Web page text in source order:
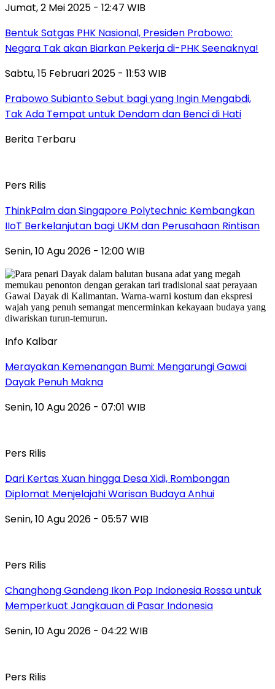
Jumat, 2 Mei 2025 - 12:47 WIB
Bentuk Satgas PHK Nasional, Presiden Prabowo:
Negara Tak akan Biarkan Pekerja di-PHK Seenaknya!
Sabtu, 15 Februari 2025 - 11:53 WIB
Prabowo Subianto Sebut bagi yang Ingin Mengabdi,
Tak Ada Tempat untuk Dendam dan Benci di Hati
Berita Terbaru
Pers Rilis
ThinkPalm dan Singapore Polytechnic Kembangkan
IIoT Berkelanjutan bagi UKM dan Perusahaan Rintisan
Senin, 10 Agu 2026 - 12:00 WIB
Info Kalbar
Merayakan Kemenangan Bumi: Mengarungi Gawai
Dayak Penuh Makna
Senin, 10 Agu 2026 - 07:01 WIB
Pers Rilis
Dari Kertas Xuan hingga Desa Xidi, Rombongan
Diplomat Menjelajahi Warisan Budaya Anhui
Senin, 10 Agu 2026 - 05:57 WIB
Pers Rilis
Changhong Gandeng Ikon Pop Indonesia Rossa untuk
Memperkuat Jangkauan di Pasar Indonesia
Senin, 10 Agu 2026 - 04:22 WIB
Pers Rilis